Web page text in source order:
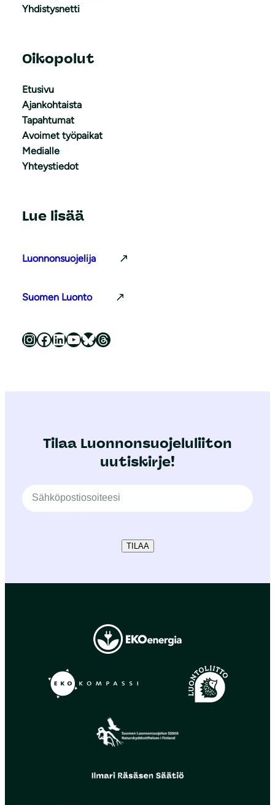
Yhdistysnetti
Oikopolut
Etusivu
Ajankohtaista
Tapahtumat
Avoimet työpaikat
Medialle
Yhteystiedot
Lue lisää
Luonnonsuojelija
Suomen Luonto
Luonnonsuojeluliitto Instagramissa Luonnonsuojeluliitto Facebookissa Luonnonsuojeluliitto LinkedInissä Luonnonsuojeluliiton YouTube-kanava Luonnonsuojeluliitto Blueskyssa Luonnonsuojeluliitto Threadsissa
Tilaa Luonnonsuojeluliiton
uutiskirje!
TILAA